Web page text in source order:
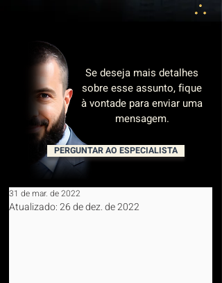
Se deseja mais detalhes
sobre esse assunto, fique
à vontade para enviar uma
mensagem.
PERGUNTAR AO ESPECIALISTA
31 de mar. de 2022
Atualizado:26 de dez. de 2022